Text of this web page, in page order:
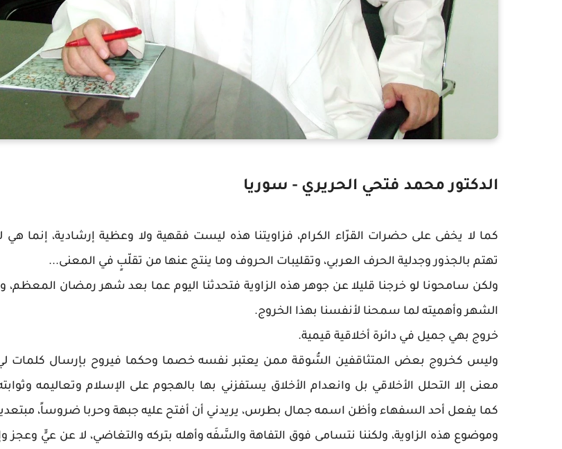
الدكتور محمد فتحي الحريري - سوريا
كما لا يخفى على حضرات القرّاء الكرام، فزاويتنا هذه ليست فقهية ولا وعظية إرشادية، إنما هي
تهتم بالجذور وجدلية الحرف العربي، وتقليبات الحروف وما ينتج عنها من تقلّبٍ في المعنى...
ولكن سامحونا لو خرجنا قليلا عن جوهر هذه الزاوية فتحدثنا اليوم عما بعد شهر رمضان المعظم،
الشهر وأهميته لما سمحنا لأنفسنا بهذا الخروج.
خروج بهي جميل في دائرة أخلاقية قيمية.
وليس كخروج بعض المتثاقفين السُّوقة ممن يعتبر نفسه خصما وحكما فيروح بإرسال كلمات
معنى إلا التحلل الأخلاقي بل وانعدام الأخلاق يستفزني بها بالهجوم على الإسلام وتعاليمه
كما يفعل أحد السفهاء وأظن اسمه جمال بطرس، يريدني أن أفتح عليه جبهة وحربا ضروساً،
وموضوع هذه الزاوية، ولكننا نتسامى فوق التفاهة والسَّفَه وأهله بتركه والتغاضي، لا عن عيٍّ وعجز